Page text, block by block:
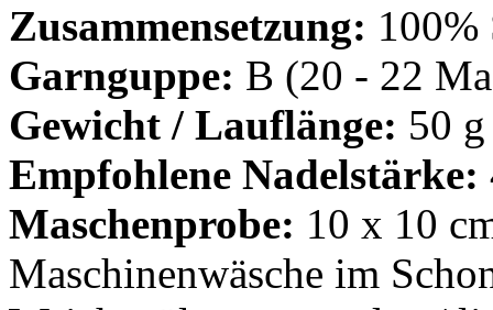
Zusammensetzung: 100%
Garnguppe: B (20 - 22
Gewicht / Lauflänge: 50
Empfohlene Nadelstärke:
Maschenprobe: 10 x 10
Maschinenwäsche im